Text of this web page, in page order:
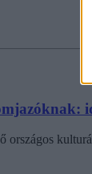
országos